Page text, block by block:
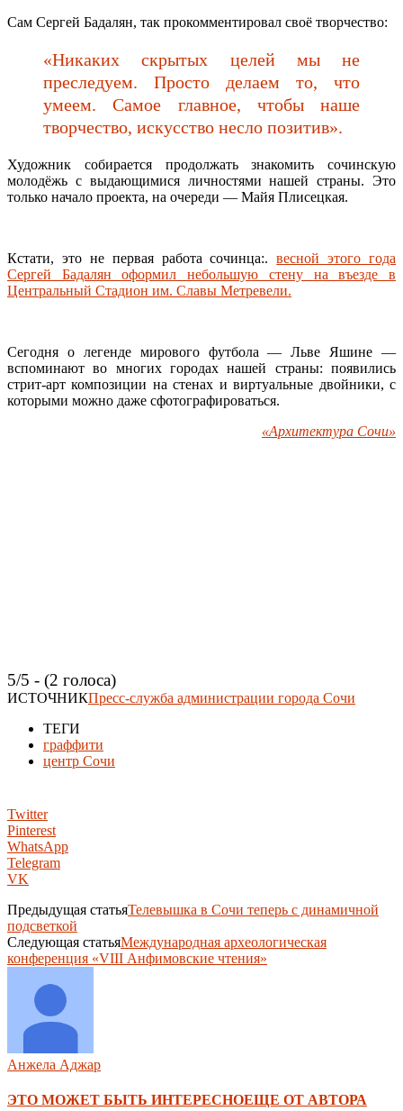
Сам Сергей Бадалян, так прокомментировал своё творчество:
«Никаких скрытых целей мы не
преследуем. Просто делаем то, что
умеем. Самое главное, чтобы наше
творчество, искусство несло позитив».
Художник собирается продолжать знакомить сочинскую
молодёжь с выдающимися личностями нашей страны. Это
только начало проекта, на очереди — Майя Плисецкая.
Кстати, это не первая работа сочинца:.весной этого года
Сергей Бадалян оформил небольшую стену на въезде в
Центральный Стадион им. Славы Метревели.
Сегодня о легенде мирового футбола — Льве Яшине —
вспоминают во многих городах нашей страны: появились
стрит-арт композиции на стенах и виртуальные двойники, с
которыми можно даже сфотографироваться.
«Архитектура Сочи»
5/5 - (2 голоса)
ИСТОЧНИКПресс-служба администрации города Сочи
ТЕГИ
граффити
центр Сочи
Twitter
Pinterest
WhatsApp
Telegram
VK
Предыдущая статьяТелевышка в Сочи теперь с динамичной
подсветкой
Следующая статьяМеждународная археологическая
конференция «VIII Анфимовские чтения»
Анжела Аджар
ЭТО МОЖЕТ БЫТЬ ИНТЕРЕСНОЕЩЕ ОТ АВТОРА